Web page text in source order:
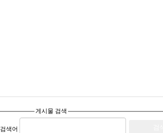
게시물 검색
검색어